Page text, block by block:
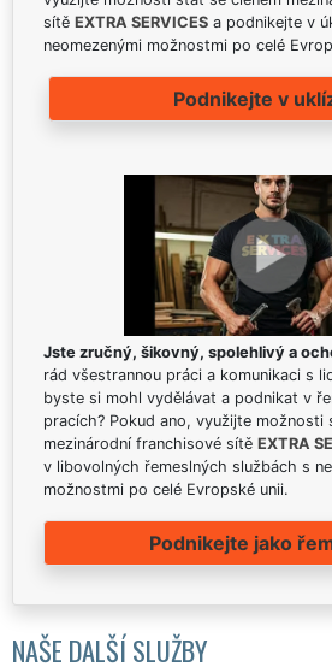
sítě EXTRA SERVICES a podnikejte v
neomezenými možnostmi po celé
Podnikejte v
Jste zručný, šikovný, spolehlivý a
rád všestrannou práci a komunikaci s
byste si mohl vydělávat a podnikat v
pracích? Pokud ano, využijte možnosti
mezinárodní franchisové sítě EXTRA
v libovolných řemeslných službách s
možnostmi po celé Evropské unii.
Podnikejte jako
NAŠE DALŠÍ SLUŽBY